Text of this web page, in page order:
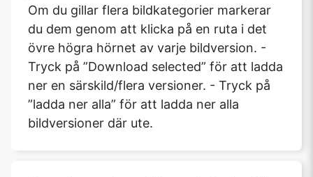
Om du gillar flera bildkategorier markerar
du dem genom att klicka på en ruta i det
övre högra hörnet av varje bildversion. -
Tryck på ”Download selected” för att ladda
ner en särskild/flera versioner. - Tryck på
”ladda ner alla” för att ladda ner alla
bildversioner där ute.